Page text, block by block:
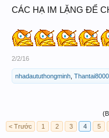
CÁC HẠ IM LẶNG ĐỂ
2/2/16
nhadaututhongminh
< Trước
1 2 3 4 5